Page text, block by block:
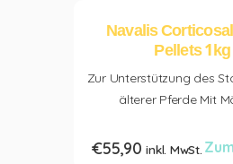
Navalis
Pellets 1kg
Zur Unterstützung des
älterer Pferde Mit
€55,90 inkl. MwSt.